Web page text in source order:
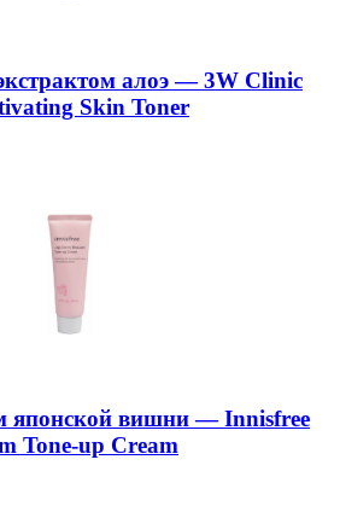
алоэ — 3W Clinic
Skin Toner
японской вишни — Innisfree
Tone-up Cream